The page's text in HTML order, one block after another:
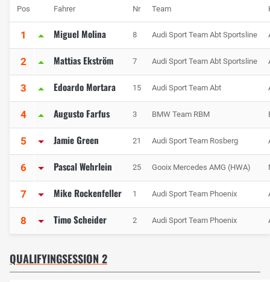
Pos Fahrer Nr Team
1 Miguel Molina 8 Audi Sport Team Abt Sportsline
2 Mattias Ekström 7 Audi Sport Team Abt Sportsline
3 Edoardo Mortara 15 Audi Sport Team Abt
4 Augusto Farfus 3 BMW Team RBM
5 Jamie Green 21 Audi Sport Team Rosberg
6 Pascal Wehrlein 25 Gooix Mercedes AMG (HWA)
7 Mike Rockenfeller 1 Audi Sport Team Phoenix
8 Timo Scheider 2 Audi Sport Team Phoenix
QUALIFYINGSESSION 2